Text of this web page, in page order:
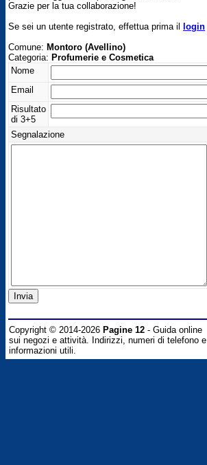
Grazie per la tua collaborazione!
Se sei un utente registrato, effettua prima il
login
Comune: Montoro (Avellino)
Categoria: Profumerie e Cosmetica
Nome
Email
Risultato
di 3+5
Segnalazione
Copyright © 2014-2026 Pagine 12 - Guida online
sui negozi e attività. Indirizzi, numeri di telefono e
informazioni utili.